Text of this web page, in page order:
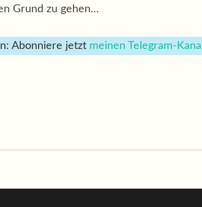
Grund zu gehen…
Abonniere jetzt meinen Telegram-Kanal